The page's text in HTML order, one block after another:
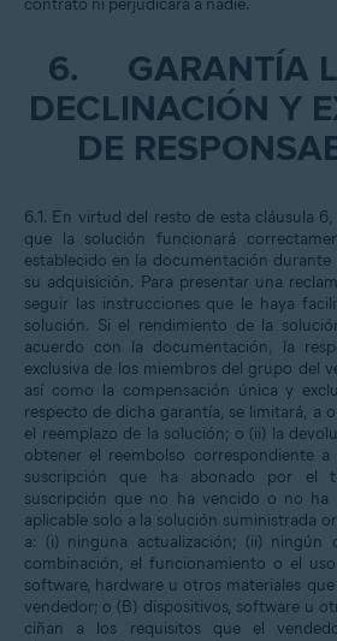
contrato ni perjudicará a nadie.
6.
GARANTÍA
DECLINACIÓN Y
DE
6.1. En virtud del resto de esta cláusula
que la solución funcionará
establecido en la documentación durante
su adquisición. Para presentar una
seguir las instrucciones que le haya
solución. Si el rendimiento de la
acuerdo con la documentación, la
exclusiva de los miembros del grupo del
así como la compensación única y
respecto de dicha garantía, se limitará, a
el reemplazo de la solución; o (ii) la
obtener el reembolso correspondiente
suscripción que ha abonado por el
suscripción que no ha vencido o no ha
aplicable solo a la solución suministrada
a: (i) ninguna actualización; (ii) ningún
combinación, el funcionamiento o el
software, hardware u otros materiales
vendedor; o (B) dispositivos, software u
ciñan a los requisitos que el